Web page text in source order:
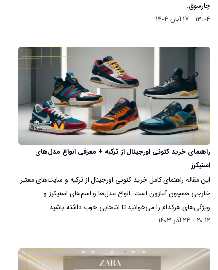
چارسوق.
13:04 - 17 آبان 1404
راهنمای خرید کتونی اورجینال از ترکیه + معرفی انواع مدل‌های
اسنیکرز
این مقاله راهنمای کامل خرید کتونی اورجینال از ترکیه و سایت‌های معتبر
خارجی همچون آمازون است. انواع مدل‌ها و اسم‌های اسنیکرز و
ویژگی‌های هرکدام را می‌خوانید تا انتخابی خوب داشته باشید.
20:12 - 24 آذر 1403